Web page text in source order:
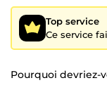
Top service
Ce service
Pourquoi devriez-